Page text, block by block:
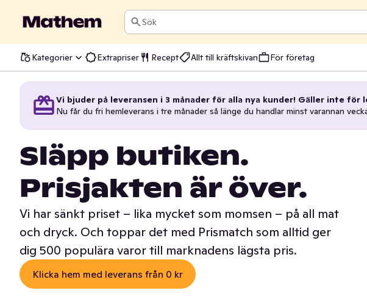
Sök
Kategorier Extrapriser Recept Allt till kräftskivan För företag
Vi bjuder på leveransen i 3 månader för alla nya kunder! Gäller inte för
Nu får du fri hemleverans i tre månader så länge du handlar minst varannan
Släpp butiken.
Prisjakten är över.
Vi har sänkt priset – lika mycket som momsen – på all mat
och dryck. Och toppar det med Prismatch som alltid ger
dig 500 populära varor till marknadens lägsta pris.
Klicka hem med leverans från 0 kr